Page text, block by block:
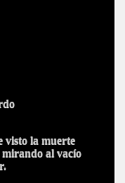
visto la muerte
al vacío